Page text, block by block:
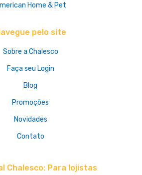
Home & Pet
pelo site
Sobre a Chalesco
Faça seu Login
Blog
Promoções
Novidades
Contato
Chalesco: Para lojistas